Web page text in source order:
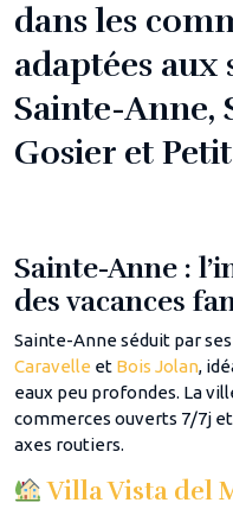
dans les
adaptées
Sainte-Anne,
Gosier et
Sainte-Anne :
des vacances
Sainte-Anne séduit par
Caravelle et Bois Jolan,
eaux peu profondes. La
commerces ouverts 7/7j
axes routiers.
Villa Vista del